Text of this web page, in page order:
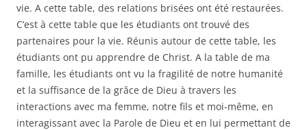
vie. A cette table, des relations brisées ont été restaurées.
C’est à cette table que les étudiants ont trouvé des
partenaires pour la vie. Réunis autour de cette table, les
étudiants ont pu apprendre de Christ. A la table de ma
famille, les étudiants ont vu la fragilité de notre humanité
et la suffisance de la grâce de Dieu à travers les
interactions avec ma femme, notre fils et moi-même, en
interagissant avec la Parole de Dieu et en lui permettant de